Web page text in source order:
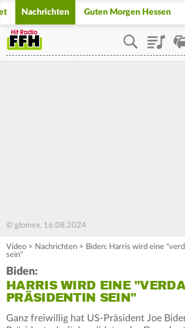
Nachrichten Guten Morgen Hessen
Playlist
© glomex, 16.08.2024
Video > Nachrichten > Biden: Harris wird eine
sein"
Biden:
HARRIS WIRD EINE
PRÄSIDENTIN SEIN"
Ganz freiwillig hat US-Präsident Joe